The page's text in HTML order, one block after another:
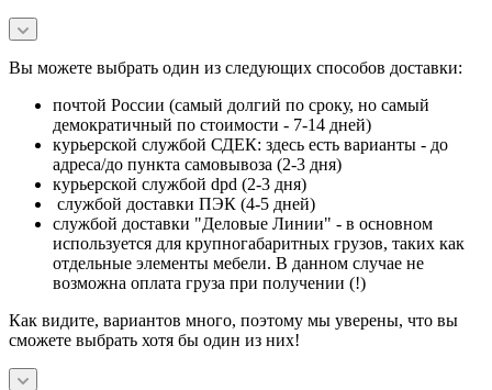
Вы можете выбрать один из следующих способов доставки:
почтой России (самый долгий по сроку, но самый
демократичный по стоимости - 7-14 дней)
курьерской службой СДЕК: здесь есть варианты - до
адреса/до пункта самовывоза (2-3 дня)
курьерской службой dpd (2-3 дня)
службой доставки ПЭК (4-5 дней)
службой доставки "Деловые Линии" - в основном
используется для крупногабаритных грузов, таких как
отдельные элементы мебели. В данном случае не
возможна оплата груза при получении (!)
Как видите, вариантов много, поэтому мы уверены, что вы
сможете выбрать хотя бы один из них!